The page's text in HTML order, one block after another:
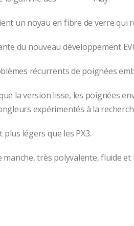
un noyau en fibre de verre qui
du nouveau développement
récurrents de poignées
la version lisse, les poignées
expérimentés à la
légers que les PX3.
manche, très polyvalente, fluide et